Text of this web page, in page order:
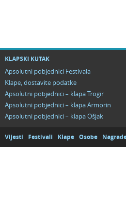
KLAPSKI KUTAK
Apsolutni pobjednici Festivala
Klape, dostavite podatke
Apsolutni pobjednici – klapa Trogir
Apsolutni pobjednici – klapa Armorin
Apsolutni pobjednici – klapa Ošjak
Vijesti Festivali Klape Osobe